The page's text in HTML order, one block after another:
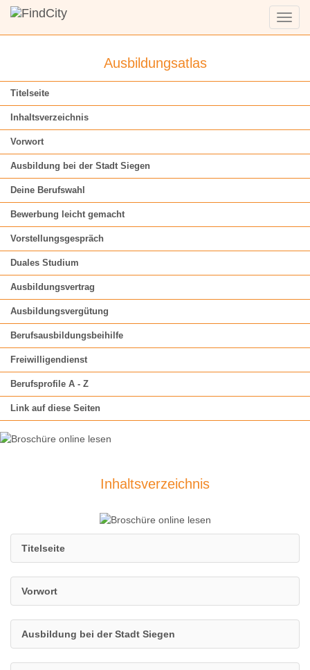
Menü
Ausbildungsatlas
Titelseite
Inhaltsverzeichnis
Vorwort
Ausbildung bei der Stadt Siegen
Deine Berufswahl
Bewerbung leicht gemacht
Vorstellungsgespräch
Duales Studium
Ausbildungsvertrag
Ausbildungsvergütung
Berufsausbildungsbeihilfe
Freiwilligendienst
Berufsprofile A - Z
Link auf diese Seiten
Inhaltsverzeichnis
Titelseite
Vorwort
Ausbildung bei der Stadt Siegen